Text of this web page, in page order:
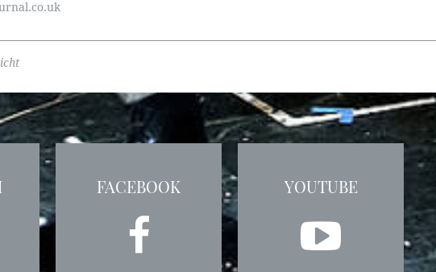
FACEBOOK YOUTUBE